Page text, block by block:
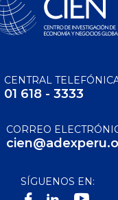
CENTRAL
01 618 - 3333
CORREO
SÍGUENOS EN: